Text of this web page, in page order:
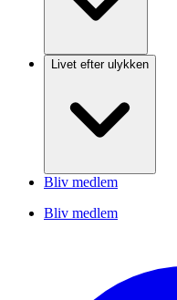
Livet efter ulykken
Bliv medlem
Bliv medlem